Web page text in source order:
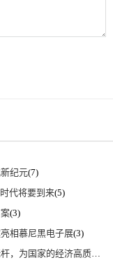
纪元(7)
代将要到来(5)
(3)
相慕尼黑电子展(3)
上海电气集团党委书记、董事长吴磊来访